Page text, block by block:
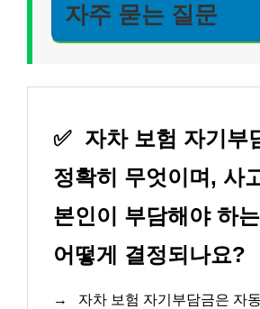
자주 묻는 질문
✅ 자차 보험 자기부
정확히 무엇이며, 사
본인이 부담해야 하
어떻게 결정되나요?
→
자차 보험 자기부담금은 자